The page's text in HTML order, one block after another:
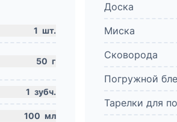
1 шт.
50 г
1 зубч.
100 мл
Доска
Миска
Сковорода
Погружной
Тарелки для